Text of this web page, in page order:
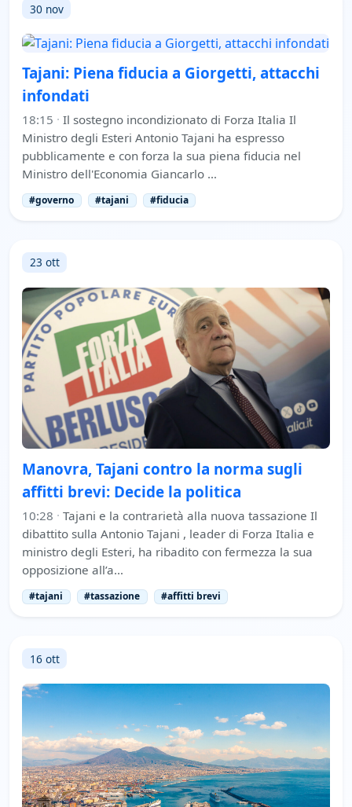
30 nov
Tajani: Piena fiducia a Giorgetti, attacchi
infondati
18:15 · Il sostegno incondizionato di Forza Italia Il
Ministro degli Esteri Antonio Tajani ha espresso
pubblicamente e con forza la sua piena fiducia nel
Ministro dell'Economia Giancarlo …
#governo #tajani #fiducia
23 ott
Manovra, Tajani contro la norma sugli
affitti brevi: Decide la politica
10:28 · Tajani e la contrarietà alla nuova tassazione Il
dibattito sulla Antonio Tajani , leader di Forza Italia e
ministro degli Esteri, ha ribadito con fermezza la sua
opposizione all’a…
#tajani #tassazione #affitti brevi
16 ott